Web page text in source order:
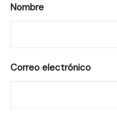
Nombre
Correo electrónico